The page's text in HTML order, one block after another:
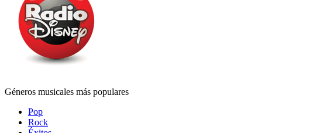
Géneros musicales más populares
Pop
Rock